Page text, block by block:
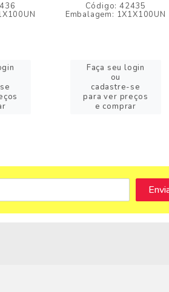
Código: 42435
Embalagem: 1X1X100UN
Faça seu login
ou
cadastre-se
para ver preços
e comprar